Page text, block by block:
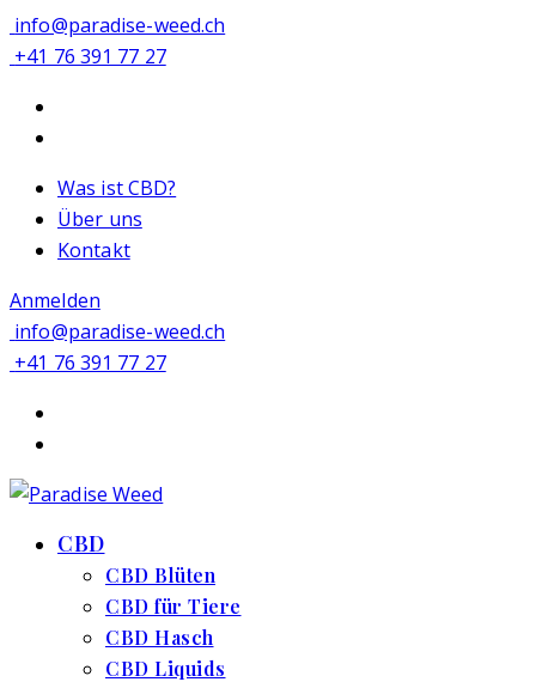
info@paradise-weed.ch
+41 76 391 77 27
Was ist CBD?
Über uns
Kontakt
Anmelden
info@paradise-weed.ch
+41 76 391 77 27
CBD
CBD Blüten
CBD für Tiere
CBD Hasch
CBD Liquids